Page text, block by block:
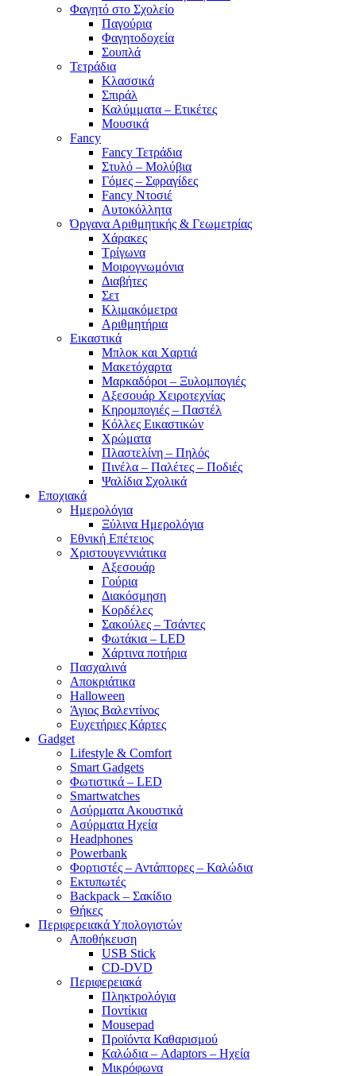
Φαγητό στο Σχολείο
Παγούρια
Φαγητοδοχεία
Σουπλά
Τετράδια
Κλασσικά
Σπιράλ
Καλύμματα – Ετικέτες
Μουσικά
Fancy
Fancy Τετράδια
Στυλό – Μολύβια
Γόμες – Σφραγίδες
Fancy Ντοσιέ
Αυτοκόλλητα
Όργανα Αριθμητικής & Γεωμετρίας
Χάρακες
Τρίγωνα
Mοιρογνωμόνια
Διαβήτες
Σετ
Κλιμακόμετρα
Αριθμητήρια
Εικαστικά
Μπλοκ και Χαρτιά
Μακετόχαρτα
Μαρκαδόροι – Ξυλομπογιές
Αξεσουάρ Χειροτεχνίας
Κηρομπογιές – Παστέλ
Κόλλες Εικαστικών
Χρώματα
Πλαστελίνη – Πηλός
Πινέλα – Παλέτες – Ποδιές
Ψαλίδια Σχολικά
Εποχιακά
Ημερολόγια
Ξύλινα Ημερολόγια
Εθνική Επέτειος
Χριστουγεννιάτικα
Αξεσουάρ
Γούρια
Διακόσμηση
Κορδέλες
Σακούλες – Τσάντες
Φωτάκια – LED
Χάρτινα ποτήρια
Πασχαλινά
Αποκριάτικα
Halloween
Άγιος Βαλεντίνος
Ευχετήριες Κάρτες
Gadget
Lifestyle & Comfort
Smart Gadgets
Φωτιστικά – LED
Smartwatches
Ασύρματα Ακουστικά
Ασύρματα Ηχεία
Headphones
Powerbank
Φορτιστές – Αντάπτορες – Καλώδια
Εκτυπωτές
Backpack – Σακίδιο
Θήκες
Περιφερειακά Υπολογιστών
Αποθήκευση
USB Stick
CD-DVD
Περιφερειακά
Πληκτρολόγια
Ποντίκια
Mousepad
Προϊόντα Καθαρισμού
Καλώδια – Adaptors – Ηχεία
Μικρόφωνα